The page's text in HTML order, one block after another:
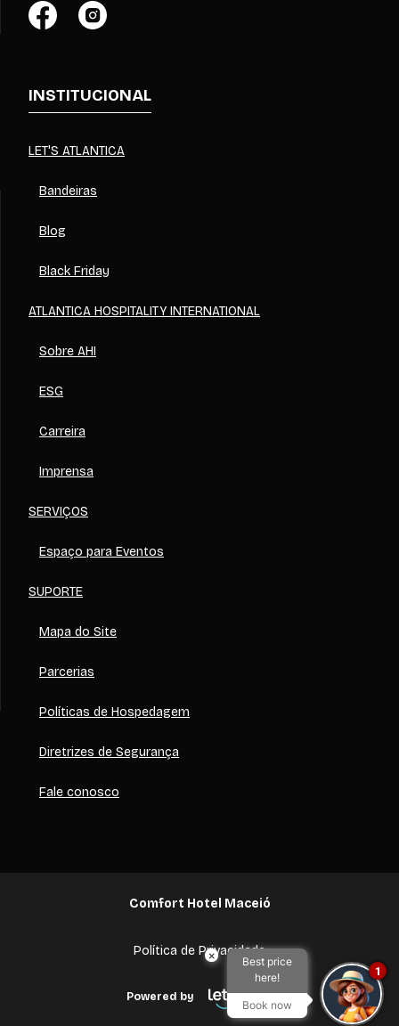
INSTITUCIONAL
LET'S ATLANTICA
Bandeiras
Blog
Black Friday
ATLANTICA HOSPITALITY INTERNATIONAL
Sobre AHI
ESG
Carreira
Imprensa
SERVIÇOS
Espaço para Eventos
SUPORTE
Mapa do Site
Parcerias
Políticas de Hospedagem
Diretrizes de Segurança
Fale conosco
Comfort Hotel Maceió
Política de Privacidade
Powered by
×
Best price
here!
Book now
1